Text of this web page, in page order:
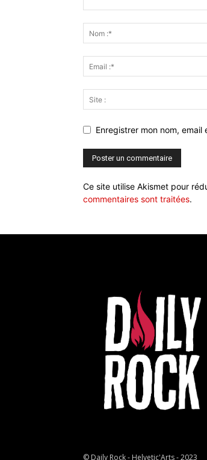
Enregistrer mon nom,
Ce site utilise Akismet pour
commentaires sont traitées.
© Daily Rock - Helvetic'Arts - 2023